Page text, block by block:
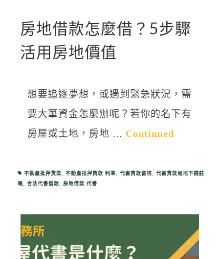
房地借款怎麼借？5步驟
活用房地價值
想要追逐夢想，或遇到緊急狀況，需
要大筆資金怎麼辦呢？若你的名下有
房屋或土地，房地 … Continued
不動產抵押貸款, 不動產抵押貸款 利率, 代書貸款審核, 代書貸款是地下錢莊
嗎, 合法代書借款, 房地借款 代書